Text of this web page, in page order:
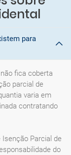
para
fica coberta
parcial de
varia em
contratando
Isenção Parcial de
do